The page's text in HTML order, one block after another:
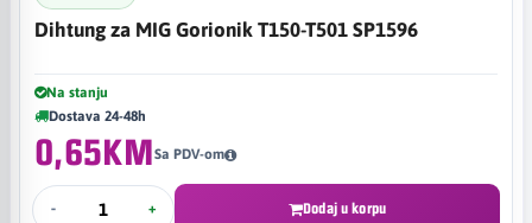
Dihtung za MIG Gorionik T150-T501 SP1596
Na stanju
Dostava 24-48h
0,65KMSa PDV-om
- + Dodaj u korpu